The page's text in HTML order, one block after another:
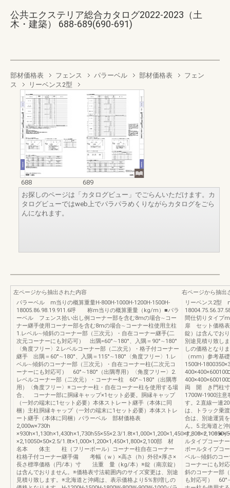
公共エクステリア総合カタログ2022-2023（土
木・建築） 688-689(690-691)
部材価格表 フェンス パラーベル 部材価格表
フェン
ス
リーベンス2型
688
689
お探しのページは「カタログビュー」でごらんいただけます。カ
タログビューではweb上でパラパラめくりながらカタログをごら
んになれます。
左ページから抽出された内容
パラーベル m当りの概算重量H-800H-1000H-1200H-1500H-
18005.86.98.19.911.6呼 称m当りの概算重量（kg/m）■パラ
ーベル フェンス拾い出し例コーナー部を含む8mの場合∼コー
ナー継手使用コーナー部を含む8mの場合∼コーナー柱使用主柱
1.レベル∼傾斜のコーナー部（三次元）・自在コーナー継手(二
次元コーナーにも対応可） 出隅=60°∼180°、入隅＝90°∼180°
〈角度フリー〉2.レベルコーナー部（二次元）・格子付コーナー
継手 出隅＝60°∼180°、入隅＝115°∼180°〈角度フリー〉1.レ
ベル∼傾斜のコーナー部（三次元）・自在コーナー柱(二次元コ
ーナーにも対応可） 60°∼180°（出隅専用）〈角度フリー〉2.
レベルコーナー部（二次元）・コーナー柱 60°∼180°（出隅専
用）〈角度フリー〉※コーナー柱・自在コーナー柱を使用する場
合、 コーナー部に胴縁キャップ×1セット必要。胴縁キャップ
（一対の端末に1セット必要）本体ストレート継手（本体に同
梱）主柱胴縁キャップ（一対の端末に1セット必要）本体ストレ
ート継手（本体に同梱）パラーベル 部材価格表
2,000w×730h
×930h×1,130h×1,430h×1,730h55×55×2.3/
×2,10050×50×2.5/1.8t×1,000×1,200×1,450×1,800×2,100部 材
名本 体主 柱（フリーポール）コーナー柱自在コーナー
柱格子付コーナー継手備 考幅（ｗ）×高さ（h）外径×厚さ×
長さ標準価格（円/本）寸 法重 量（kg/本）※錠（南京錠）
は含んでおりません。※価格表寸法範囲内のサイズ変更は、別途
見積り致します。※北海道と沖縄は、表示価格より5％割増しの
右ページから抽出
リーベンス2型
間仕切りタイプ
扉 セット価格表
錠）は含んでお
別途見積り致し
しの価格となり
（mm）参考基
1500H-
両 開 き門柱寸
1700W-1900注
す。2.直線一連
は、トラック乗
合は、別途運賃
ん。5.北海道と
す。〃〃〃〃■
ルタイプコーナ
ポールタイプコ
ベル∼傾斜のコー
コーナーにも対
斜のコーナー部
も対応可）